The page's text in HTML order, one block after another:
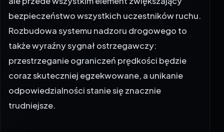
bezpieczeństwo wszystkich uczestników ruchu.
Rozbudowa systemu nadzoru drogowego to
także wyraźny sygnał ostrzegawczy:
przestrzeganie ograniczeń prędkości będzie
coraz skuteczniej egzekwowane, a unikanie
odpowiedzialności stanie się znacznie
trudniejsze.